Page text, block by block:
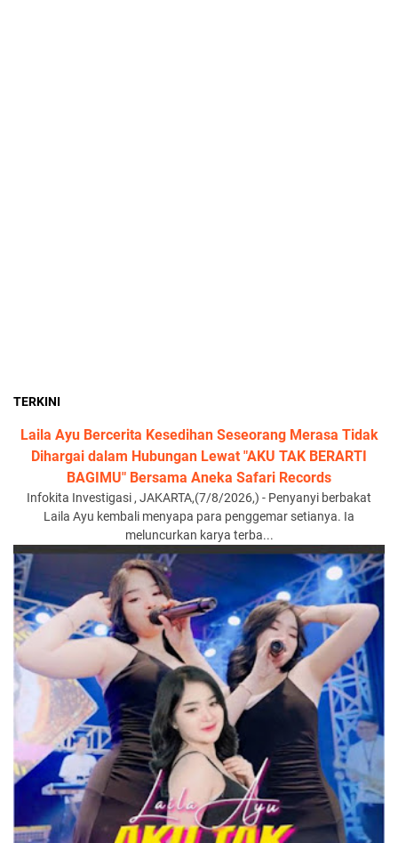
TERKINI
Laila Ayu Bercerita Kesedihan Seseorang Merasa Tidak
Dihargai dalam Hubungan Lewat "AKU TAK BERARTI
BAGIMU" Bersama Aneka Safari Records
Infokita Investigasi , JAKARTA,(7/8/2026,) - Penyanyi berbakat
Laila Ayu kembali menyapa para penggemar setianya. Ia
meluncurkan karya terba...